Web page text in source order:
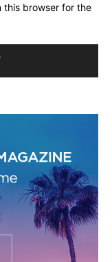
this browser for the